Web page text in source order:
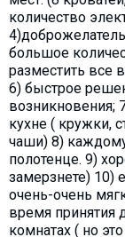
количество
большое
разместить все
6) быстрое
возникновения;
кухне ( кружки,
чаши) 8)
полотенце. 9)
замерзнете) 10)
очень-очень
время принятия
комнатах ( но